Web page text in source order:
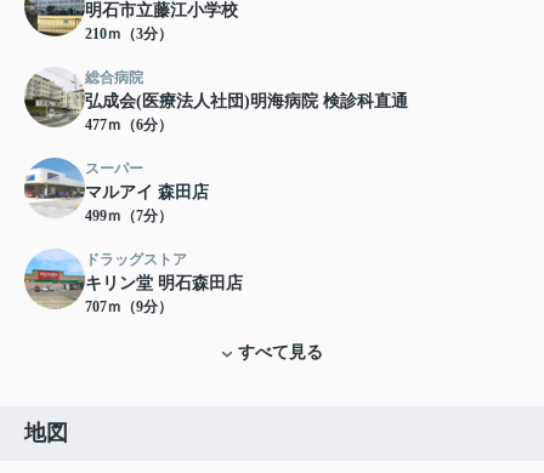
明石市立藤江小学校
210ｍ（3分）
総合病院
弘成会(医療法人社団)明海病院 検診科直通
477ｍ（6分）
スーパー
マルアイ 森田店
499ｍ（7分）
ドラッグストア
キリン堂 明石森田店
707ｍ（9分）
すべて見る
地図